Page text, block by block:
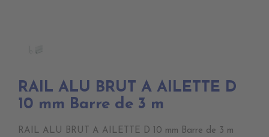
RAIL ALU BRUT A AILETTE D
10 mm Barre de 3 m
RAIL ALU BRUT A AILETTE D 10 mm Barre de 3 m